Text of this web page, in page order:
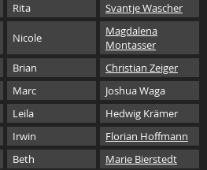
Rita Svantje Wascher
Nicole
Magdalena
Montasser
Brian
Christian Zeiger
Marc
Joshua Waga
Leila
Hedwig Krämer
Irwin
Florian Hoffmann
Beth
Marie Bierstedt